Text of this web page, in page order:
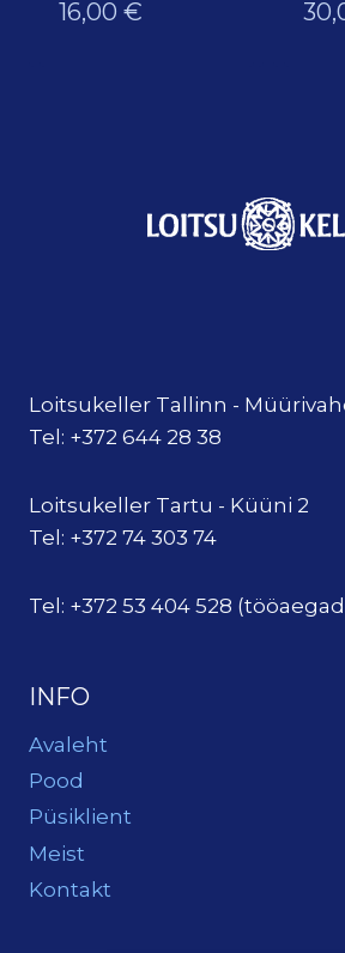
16,00 €
Loitsukeller Tallinn -
Tel: +372 644 28 38
Loitsukeller Tartu - Küüni 2
Tel: +372 74 303 74
Tel: +372 53 404 528
INFO
Avaleht
Pood
Püsiklient
Meist
Kontakt